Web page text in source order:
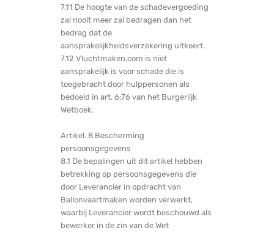
7.11 De hoogte van de schadevergoeding
zal nooit meer zal bedragen dan het
bedrag dat de
aansprakelijkheidsverzekering uitkeert.
7.12 Vluchtmaken.com is niet
aansprakelijk is voor schade die is
toegebracht door hulppersonen als
bedoeld in art. 6:76 van het Burgerlijk
Wetboek.
Artikel. 8 Bescherming
persoonsgegevens
8.1 De bepalingen uit dit artikel hebben
betrekking op persoonsgegevens die
door Leverancier in opdracht van
Ballonvaartmaken worden verwerkt,
waarbij Leverancier wordt beschouwd als
bewerker in de zin van de Wet